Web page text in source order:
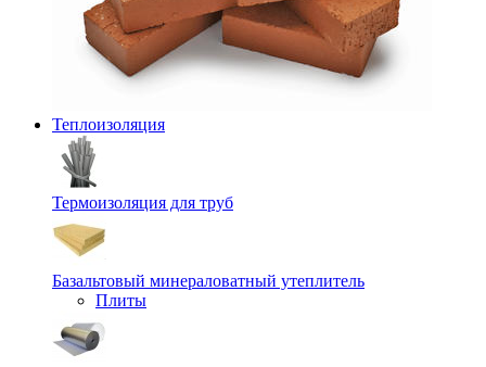
Теплоизоляция
Термоизоляция для труб
Базальтовый минераловатный утеплитель
Плиты